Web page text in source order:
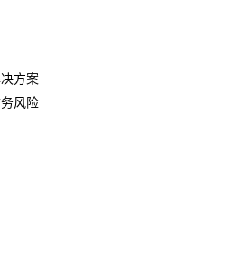
方案
风险